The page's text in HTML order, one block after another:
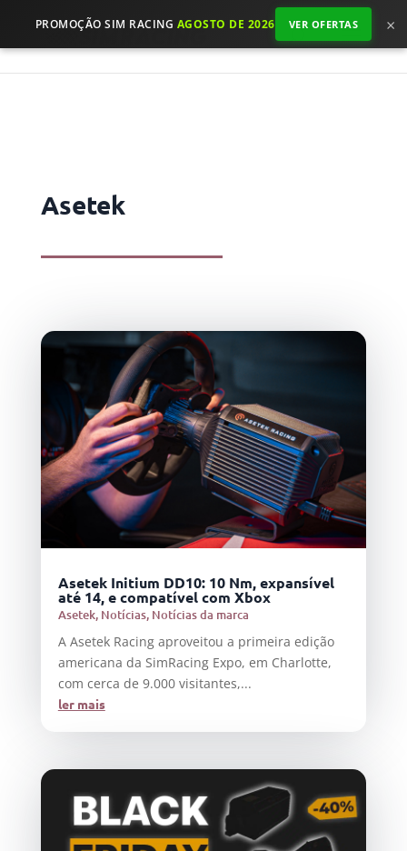
PROMOÇÃO SIM RACING AGOSTO DE 2026 VER OFERTAS ×
Asetek
Asetek Initium DD10: 10 Nm, expansível
até 14, e compatível com Xbox
Asetek, Notícias, Notícias da marca
A Asetek Racing aproveitou a primeira edição
americana da SimRacing Expo, em Charlotte,
com cerca de 9.000 visitantes,...
ler mais